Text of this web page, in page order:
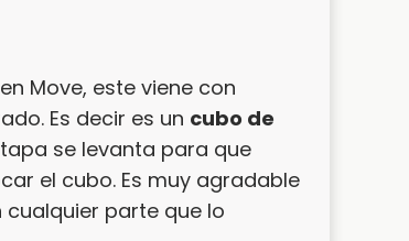
Move, este viene con
Es decir es un cubo de
se levanta para que
el cubo. Es muy agradable
parte que lo